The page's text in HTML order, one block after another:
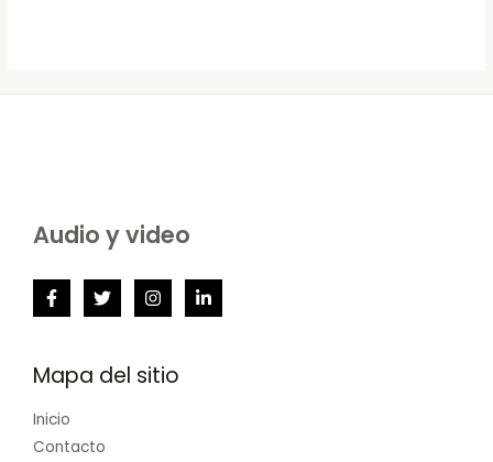
Audio y video
Mapa del sitio
Inicio
Contacto